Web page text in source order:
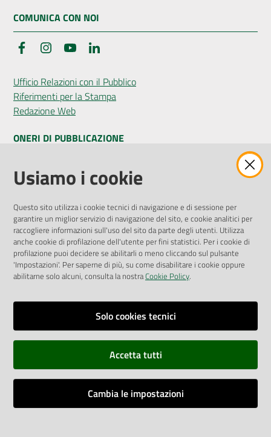
COMUNICA CON NOI
FacebookInstagramYouTube
Ufficio Relazioni con il Pubblico
Riferimenti per la Stampa
Redazione Web
ONERI DI PUBBLICAZIONE
Amministrazione Trasparente
Pubblicità legale
Privacy Policy
Attuazione Misure PNRR
Liste di Attesa
ENTI, IMPRESE E PARTNER
Fatturazione Elettronica
Richiesta Patrocinio
Dichiarazione di Accessibilità
Dati di Monitoraggio
Usiamo i cookie
Questo sito utilizza i cookie tecnici di navigazione e di sessione per
garantire un miglior servizio di navigazione del sito, e cookie analitici per
raccogliere informazioni sull'uso del sito da parte degli utenti. Utilizza
anche cookie di profilazione dell'utente per fini statistici. Per i cookie di
profilazione puoi decidere se abilitarli o meno cliccando sul pulsante
'Impostazioni'. Per saperne di più, su come disabilitare i cookie oppure
abilitarne solo alcuni, consulta la nostraCookie Policy.
Solo cookies tecnici
Accetta tutti
Cambia le impostazioni